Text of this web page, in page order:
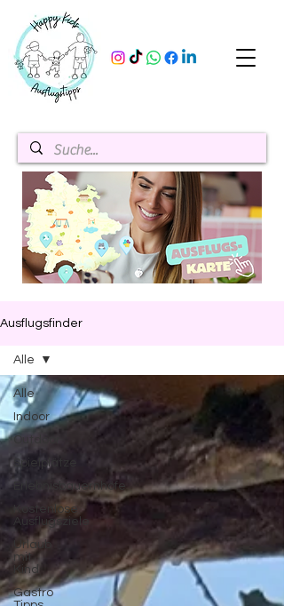
Ausflugsfinder
Alle
Indoor
Outdoor
Spielplätze
Erlebnisbauernhöfe
Kostenlose
Ausflugsziele
Urlaub
mit
Kind
Gastro
Alle